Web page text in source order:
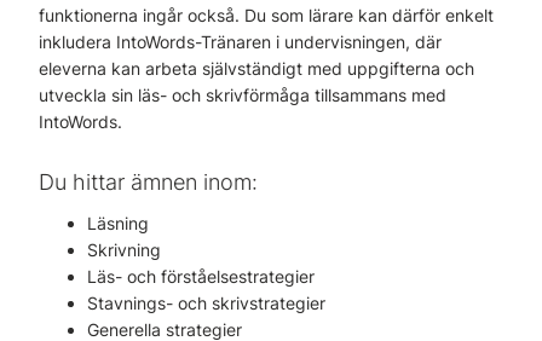
funktionerna ingår också. Du som lärare kan därför enkelt
inkludera IntoWords-Tränaren i undervisningen, där
eleverna kan arbeta självständigt med uppgifterna och
utveckla sin läs- och skrivförmåga tillsammans med
IntoWords.
Du hittar ämnen inom:
Läsning
Skrivning
Läs- och förståelsestrategier
Stavnings- och skrivstrategier
Generella strategier